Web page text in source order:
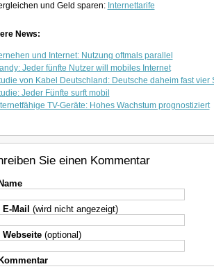
und Geld sparen: Internettarife
News:
und Internet: Nutzung oftmals parallel
Jeder fünfte Nutzer will mobiles Internet
von Kabel Deutschland: Deutsche daheim fast vier
Jeder Fünfte surft mobil
TV-Geräte: Hohes Wachstum prognostiziert
Sie einen Kommentar
E-Mail (wird nicht angezeigt)
Webseite(optional)